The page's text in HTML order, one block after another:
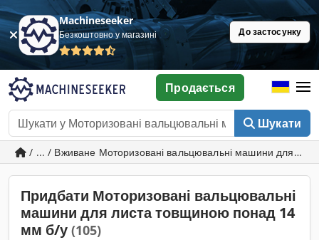
Machineseeker
Безкоштовно у магазині До застосунку
Шукати
Продається
/ ... / Вживане Моторизовані вальцювальні машини для
Придбати Моторизовані вальцювальні
машини для листа товщиною понад 14
мм б/у (105)